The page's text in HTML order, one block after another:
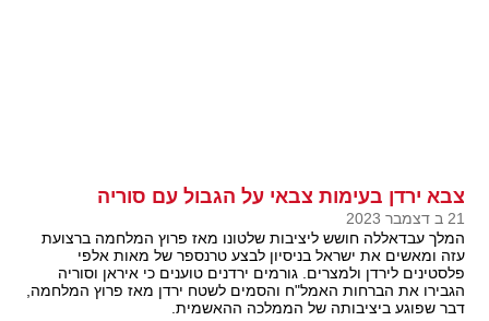
צבא ירדן בעימות צבאי על הגבול עם סוריה
21 ב דצמבר 2023
המלך עבדאללה חושש ליציבות שלטונו מאז פרוץ המלחמה ברצועת
עזה ומאשים את ישראל בניסיון לבצע טרנספר של מאות אלפי
פלסטינים לירדן ולמצרים. גורמים ירדנים טוענים כי איראן וסוריה
הגבירו את הברחות האמל"ח והסמים לשטח ירדן מאז פרוץ המלחמה,
דבר שפוגע ביציבותה של הממלכה ההאשמית.